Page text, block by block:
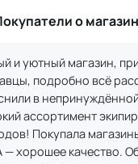
о
и уютный магазин,
подробно всё
в
ассортимент
Покупала
— хорошее качество.